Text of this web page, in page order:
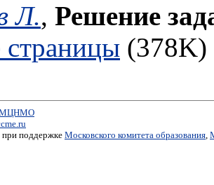
Л., Решение
страницы
при поддержке Московского комитета образования,